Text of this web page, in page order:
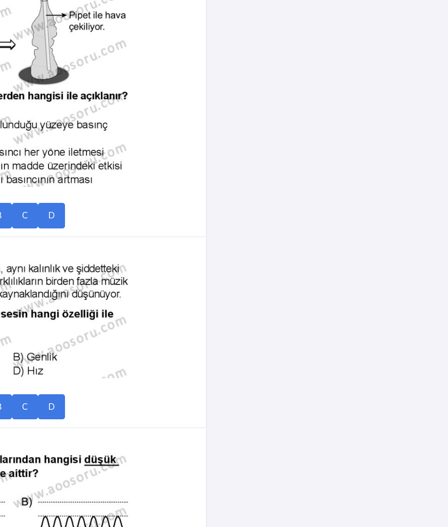
C D
C D